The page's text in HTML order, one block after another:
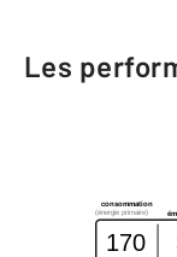
Les
consommation
(énergie primaire)
170